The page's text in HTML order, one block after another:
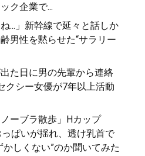
ク企業で...
...」新幹線で延々と話しか
男性を黙らせた“サラリー
た日に男の先輩から連絡
クシー女優が7年以上活動
ーブラ散歩」Hカップ
ぱいが揺れ、透け乳首で
かしくない”のか聞いてみた